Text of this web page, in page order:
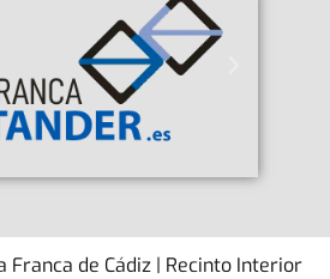
Franca de Cádiz | Recinto Interior